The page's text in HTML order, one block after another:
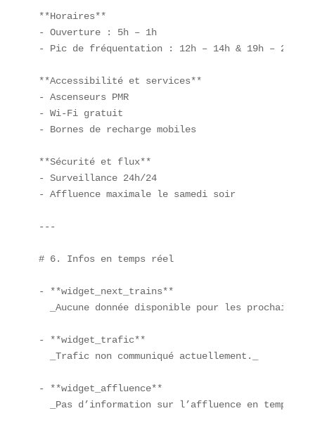
**Horaires**
- Ouverture : 5h – 1h
- Pic de fréquentation : 12h – 14h & 19h – 22h
**Accessibilité et services**
- Ascenseurs PMR
- Wi-Fi gratuit
- Bornes de recharge mobiles
**Sécurité et flux**
- Surveillance 24h/24
- Affluence maximale le samedi soir
---
# 6. Infos en temps réel
- **widget_next_trains**
_Aucune donnée disponible pour les prochains
- **widget_trafic**
  _Trafic non communiqué actuellement._
- **widget_affluence**
_Pas d’information sur l’affluence en temps